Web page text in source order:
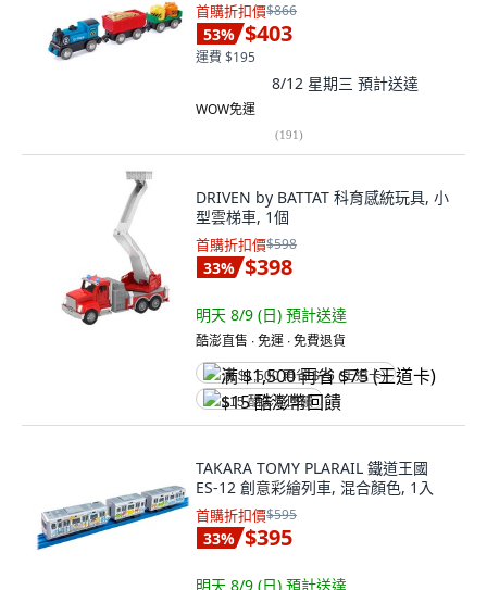
首購折扣價$866
53% $403
運費 $195
8/12 星期三 預計送達
WOW免運
(191)
DRIVEN by BATTAT 科育感統玩具, 小
型雲梯車, 1個
首購折扣價$598
33% $398
明天 8/9 (日) 預計送達
酷澎直售 ∙ 免運 ∙ 免費退貨
满 $1,500 再省 $75 (王道卡)
$15 酷澎幣回饋
TAKARA TOMY PLARAIL 鐵道王國
ES-12 創意彩繪列車, 混合顏色, 1入
首購折扣價$595
33% $395
明天 8/9 (日) 預計送達